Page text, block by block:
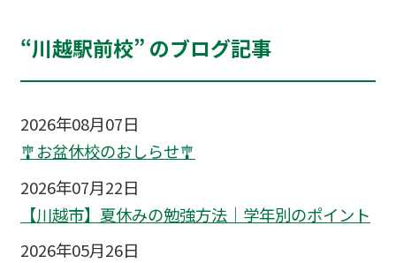
“川越駅前校” のブログ記事
2026年08月07日
🎐お盆休校のおしらせ🎐
2026年07月22日
【川越市】夏休みの勉強方法｜学年別のポイント
2026年05月26日